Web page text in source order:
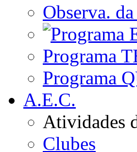
Observa.
Programa
Programa
A.E.C.
Atividades
Clubes